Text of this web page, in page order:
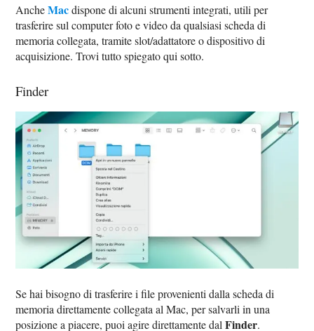
AncheMacdispone di alcuni strumenti integrati, utili per
trasferire sul computer foto e video da qualsiasi scheda di
memoria collegata, tramite slot/adattatore o dispositivo di
acquisizione. Trovi tutto spiegato qui sotto.
Finder
Se hai bisogno di trasferire i file provenienti dalla scheda di
memoria direttamente collegata al Mac, per salvarli in una
posizione a piacere, puoi agire direttamente dalFinder.